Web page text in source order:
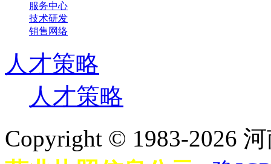
服务中心
技术研发
销售网络
人才策略
人才策略
Copyright © 1983-